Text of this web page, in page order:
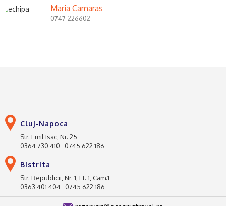
Maria Camaras
0747-226602
Cluj-Napoca
Str. Emil Isac, Nr. 25
0364 730 410 · 0745 622 186
Bistrita
Str. Republicii, Nr. 1, Et. 1, Cam.1
0363 401 404 · 0745 622 186